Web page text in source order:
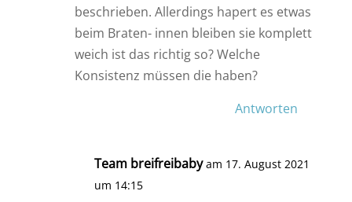
beschrieben. Allerdings hapert es etwas
beim Braten- innen bleiben sie komplett
weich ist das richtig so? Welche
Konsistenz müssen die haben?
Antworten
Team breifreibaby am 17. August 2021
um 14:15